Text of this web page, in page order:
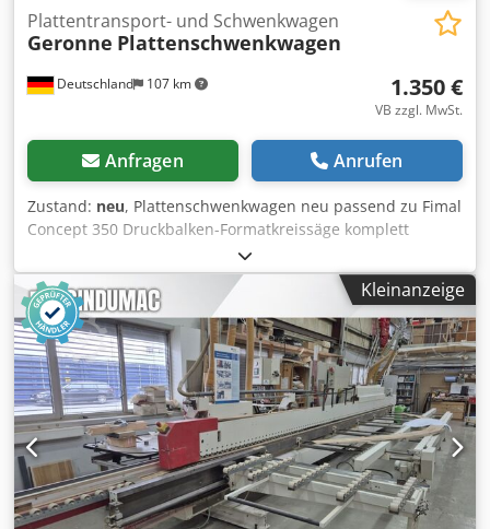
Deutschland 107 km
Plattentransport- und Schwenkwagen
Geronne Plattenschwenkwagen
1.350 €
VB zzgl. MwSt.
Anfragen Anrufen
Zustand: neu, Plattenschwenkwagen neu passend zu Fimal
Concept 350 Druckbalken-Formatkreissäge komplett
einschließlich 4 Lenkrollen (2 Stück feststellbar) 12 All-
Seiten-Rollen und einem klappbaren Auflagetisch
Verfügbarkeit: kurzfristig Lagerort: Hochheim Csdpsw I U A
Isfx Adrjrf
Kleinanzeige